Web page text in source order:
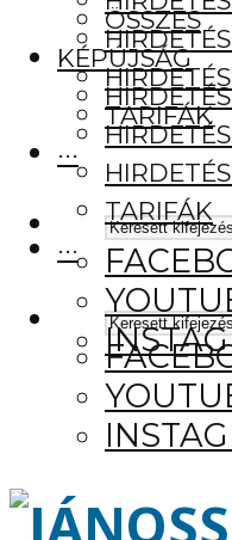
TARIFÁK
···
ÖSSZES
KÉPÚJSÁG
TARIFÁK
···